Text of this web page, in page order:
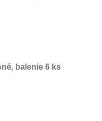
balenie 6 ks